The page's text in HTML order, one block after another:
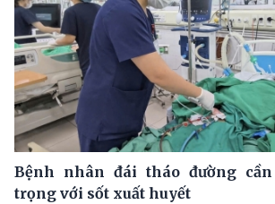
Bệnh nhân đái tháo đường
trọng với sốt xuất huyết